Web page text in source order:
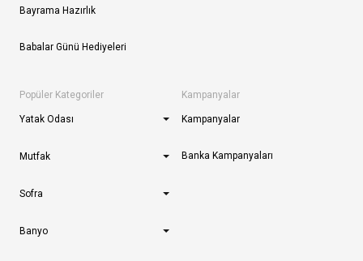
Bayrama Hazırlık
Babalar Günü Hediyeleri
Popüler Kategoriler
Yatak Odası
Mutfak
Sofra
Banyo
Kampanyalar
Kampanyalar
Banka Kampanyaları